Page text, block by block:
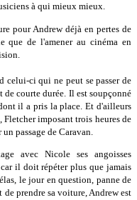
à qui mieux mieux.
pour Andrew déjà en pertes de
que de l'amener au cinéma en
celui-ci qui ne peut se passer de
courte durée. Il est soupçonné
il a pris la place. Et d'ailleurs
imposant trois heures de
passage de Caravan.
avec Nicole ses angoisses
il doit répéter plus que jamais
le jour en question, panne de
prendre sa voiture, Andrew est